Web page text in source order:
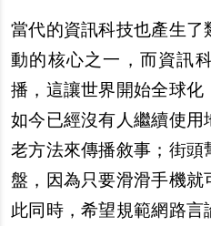
當代的資訊科技也產生
動的核心之一，而資訊
播，這讓世界開始全球化
如今已經沒有人繼續使
老方法來傳播敘事；街
盤，因為只要滑滑手機
此同時，希望規範網路